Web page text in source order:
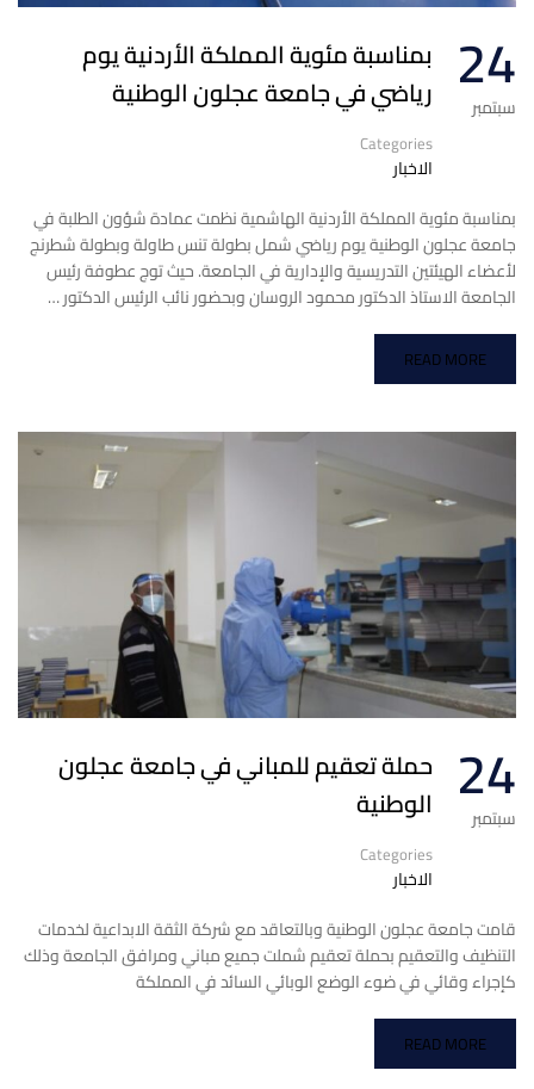
24
سبتمبر
بمناسبة مئوية المملكة الأردنية يوم
رياضي في جامعة عجلون الوطنية
Categories
الاخبار
بمناسبة مئوية المملكة الأردنية الهاشمية نظمت عمادة شؤون الطلبة في
جامعة عجلون الوطنية يوم رياضي شمل بطولة تنس طاولة وبطولة شطرنج
لأعضاء الهيئتين التدريسية والإدارية في الجامعة. حيث توج عطوفة رئيس
الجامعة الاستاذ الدكتور محمود الروسان وبحضور نائب الرئيس الدكتور …
READ MORE
24
سبتمبر
حملة تعقيم للمباني في جامعة عجلون
الوطنية
Categories
الاخبار
قامت جامعة عجلون الوطنية وبالتعاقد مع شركة الثقة الابداعية لخدمات
التنظيف والتعقيم بحملة تعقيم شملت جميع مباني ومرافق الجامعة وذلك
كإجراء وقائي في ضوء الوضع الوبائي السائد في المملكة
READ MORE